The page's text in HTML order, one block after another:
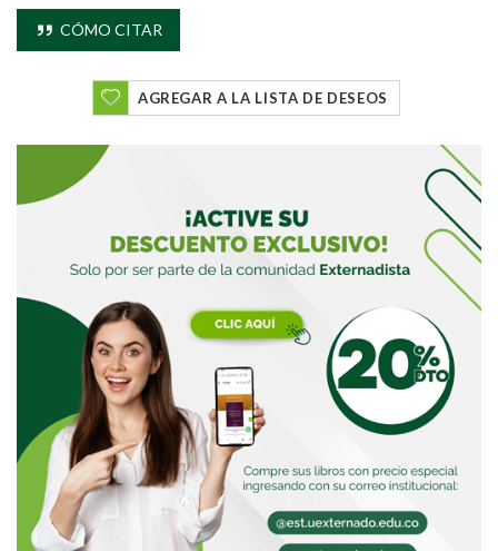
Buscar
Buscar
CÓMO CITAR
AGREGAR A LA LISTA DE DESEOS